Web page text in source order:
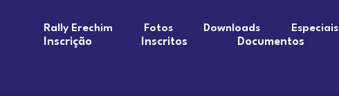
Rally Erechim Fotos Downloads Especiais
Inscrição Inscritos Documentos